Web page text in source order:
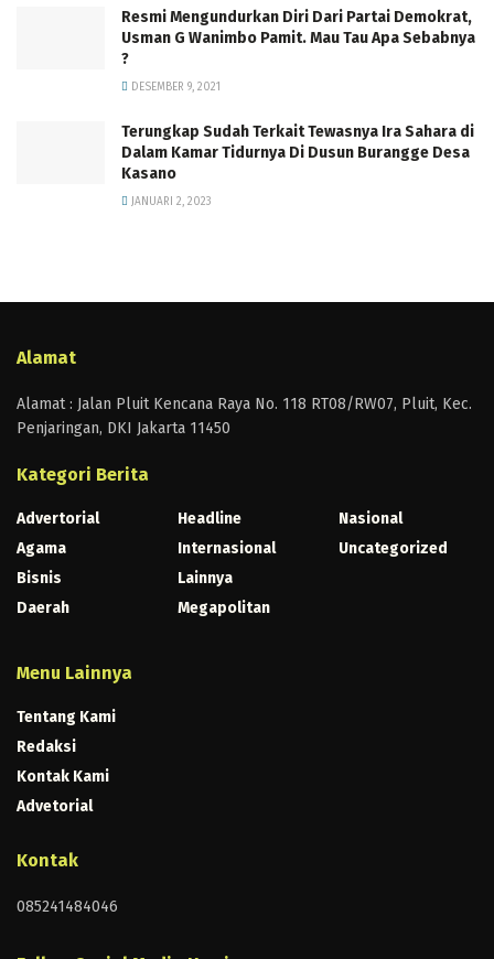
Resmi Mengundurkan Diri Dari Partai Demokrat,
Usman G Wanimbo Pamit. Mau Tau Apa Sebabnya
?
DESEMBER 9, 2021
Terungkap Sudah Terkait Tewasnya Ira Sahara di
Dalam Kamar Tidurnya Di Dusun Burangge Desa
Kasano
JANUARI 2, 2023
Alamat
Alamat : Jalan Pluit Kencana Raya No. 118 RT08/RW07, Pluit, Kec.
Penjaringan, DKI Jakarta 11450
Kategori Berita
Advertorial
Agama
Bisnis
Daerah
Headline
Internasional
Lainnya
Megapolitan
Nasional
Uncategorized
Menu Lainnya
Tentang Kami
Redaksi
Kontak Kami
Advetorial
Kontak
085241484046